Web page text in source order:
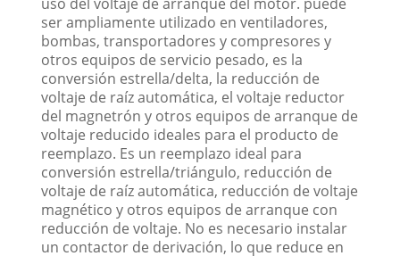
ser ampliamente utilizado en ventiladores,
bombas, transportadores y compresores y
otros equipos de servicio pesado, es la
conversión estrella/delta, la reducción de
voltaje de raíz automática, el voltaje reductor
del magnetrón y otros equipos de arranque de
voltaje reducido ideales para el producto de
reemplazo. Es un reemplazo ideal para
conversión estrella/triángulo, reducción de
voltaje de raíz automática, reducción de voltaje
magnético y otros equipos de arranque con
reducción de voltaje. No es necesario instalar
un contactor de derivación, lo que reduce en